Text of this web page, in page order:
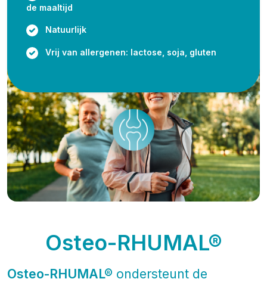
de maaltijd
Natuurlijk
Vrij van allergenen: lactose, soja, gluten
Osteo-RHUMAL®
Osteo-RHUMAL® ondersteunt de